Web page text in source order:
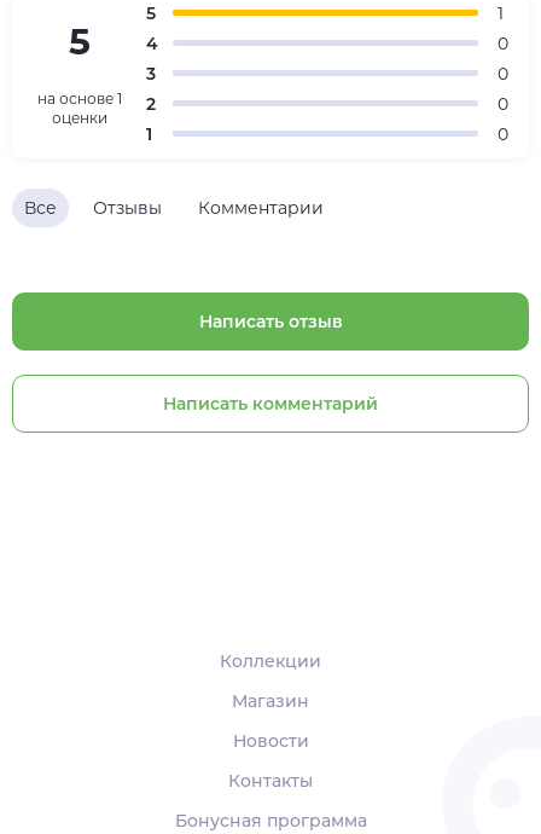
Все Отзывы Комментарии
Написать отзыв
Написать комментарий
5
на основе 1
оценки
5
1
4
0
3
0
2
0
1
0
Коллекции
Магазин
Новости
Контакты
Бонусная программа